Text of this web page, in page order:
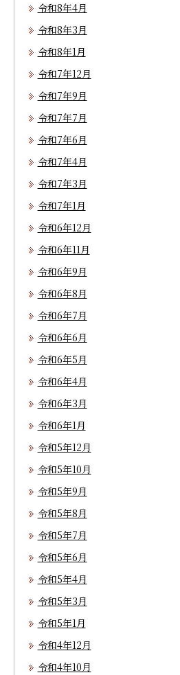
令和8年4月
令和8年3月
令和8年1月
令和7年12月
令和7年9月
令和7年7月
令和7年6月
令和7年4月
令和7年3月
令和7年1月
令和6年12月
令和6年11月
令和6年9月
令和6年8月
令和6年7月
令和6年6月
令和6年5月
令和6年4月
令和6年3月
令和6年1月
令和5年12月
令和5年10月
令和5年9月
令和5年8月
令和5年7月
令和5年6月
令和5年4月
令和5年3月
令和5年1月
令和4年12月
令和4年10月